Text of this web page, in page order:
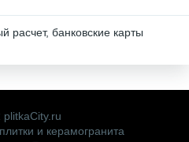
расчет, банковские карты
и керамогранита